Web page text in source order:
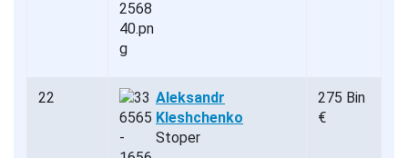
22
Aleksandr
Kleshchenko
Stoper
275 Bin
€